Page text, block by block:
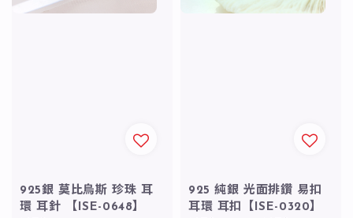
925銀 莫比烏斯 珍珠 耳
環 耳針 【ISE-0648】
925 純銀 光面排鑽 易扣
耳環 耳扣【ISE-0320】